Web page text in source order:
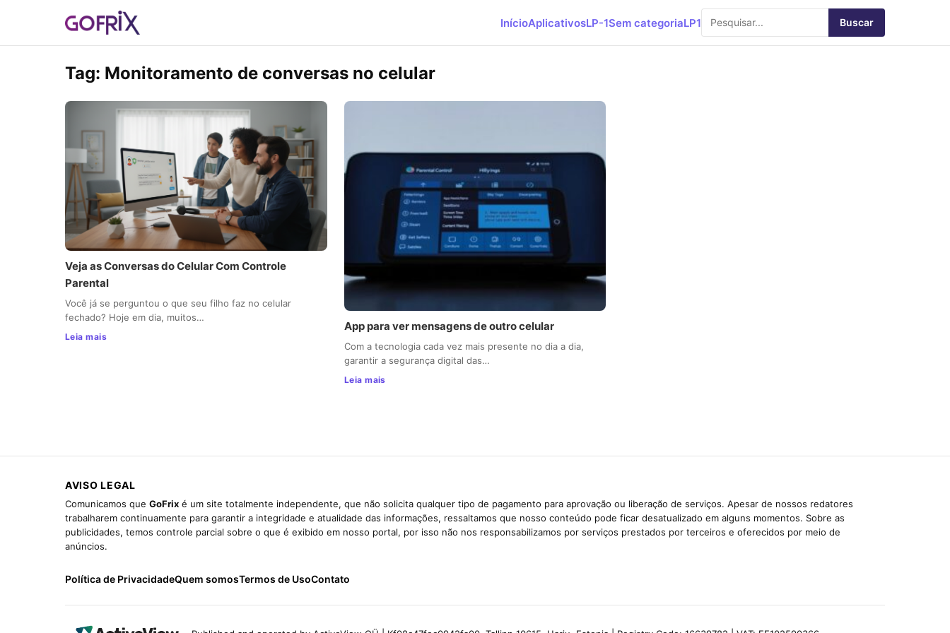
InícioAplicativosLP-1Sem categoriaLP1 Buscar
Tag: Monitoramento de conversas no celular
Veja as Conversas do Celular Com Controle
Parental
Você já se perguntou o que seu filho faz no celular
fechado? Hoje em dia, muitos…
Leia mais
App para ver mensagens de outro celular
Com a tecnologia cada vez mais presente no dia a dia,
garantir a segurança digital das…
Leia mais
AVISO LEGAL
Comunicamos que GoFrix é um site totalmente independente, que não solicita qualquer tipo de pagamento para aprovação ou liberação de serviços. Apesar de nossos redatores
trabalharem continuamente para garantir a integridade e atualidade das informações, ressaltamos que nosso conteúdo pode ficar desatualizado em alguns momentos. Sobre as
publicidades, temos controle parcial sobre o que é exibido em nosso portal, por isso não nos responsabilizamos por serviços prestados por terceiros e oferecidos por meio de
anúncios.
Política de PrivacidadeQuem somosTermos de UsoContato